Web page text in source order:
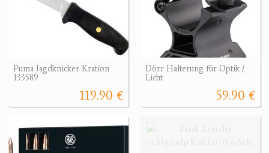
Puma Jagdknicker Kration
133589
119.90 €
Dörr Halterung für Optik /
Licht
59.90 €